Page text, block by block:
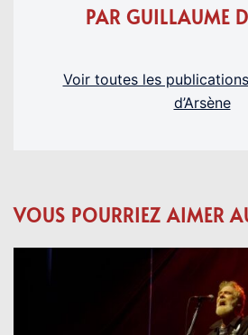
PAR GUILLAUME
Voir toutes les
d’Arsène
VOUS POURRIEZ AIMER